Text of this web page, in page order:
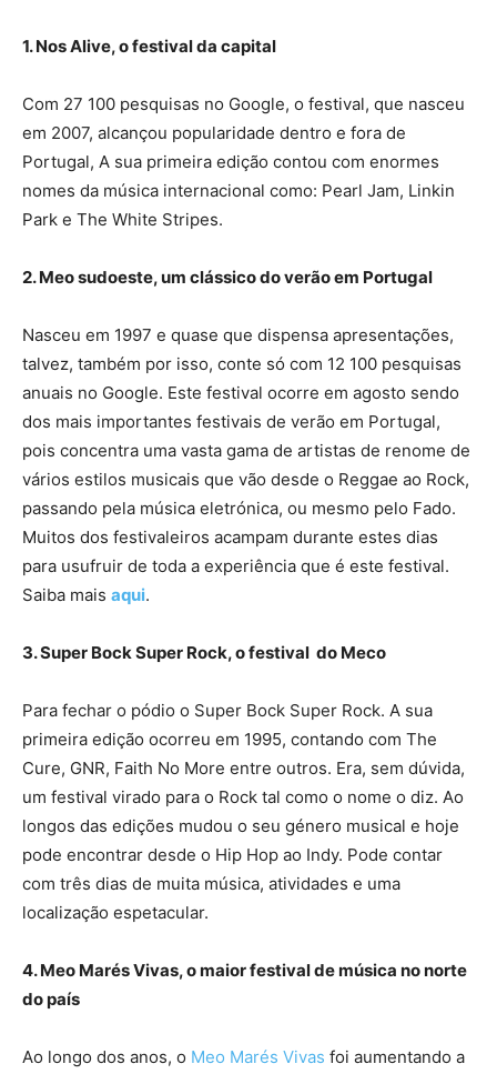
1. Nos Alive, o festival da capital
Com 27 100 pesquisas no Google, o festival, que nasceu
em 2007, alcançou popularidade dentro e fora de
Portugal, A sua primeira edição contou com enormes
nomes da música internacional como: Pearl Jam, Linkin
Park e The White Stripes.
2. Meo sudoeste, um clássico do verão em Portugal
Nasceu em 1997 e quase que dispensa apresentações,
talvez, também por isso, conte só com 12 100 pesquisas
anuais no Google. Este festival ocorre em agosto sendo
dos mais importantes festivais de verão em Portugal,
pois concentra uma vasta gama de artistas de renome de
vários estilos musicais que vão desde o Reggae ao Rock,
passando pela música eletrónica, ou mesmo pelo Fado.
Muitos dos festivaleiros acampam durante estes dias
para usufruir de toda a experiência que é este festival.
Saiba mais aqui.
3. Super Bock Super Rock, o festival do Meco
Para fechar o pódio o Super Bock Super Rock. A sua
primeira edição ocorreu em 1995, contando com The
Cure, GNR, Faith No More entre outros. Era, sem dúvida,
um festival virado para o Rock tal como o nome o diz. Ao
longos das edições mudou o seu género musical e hoje
pode encontrar desde o Hip Hop ao Indy. Pode contar
com três dias de muita música, atividades e uma
localização espetacular.
4. Meo Marés Vivas, o maior festival de música no norte
do país
Ao longo dos anos, o Meo Marés Vivas foi aumentando a